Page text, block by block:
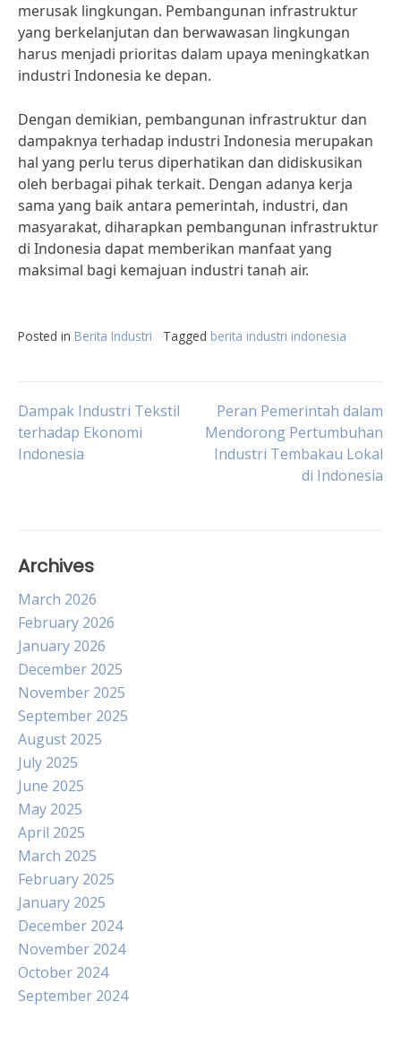
merusak lingkungan. Pembangunan infrastruktur
yang berkelanjutan dan berwawasan lingkungan
harus menjadi prioritas dalam upaya meningkatkan
industri Indonesia ke depan.
Dengan demikian, pembangunan infrastruktur dan
dampaknya terhadap industri Indonesia merupakan
hal yang perlu terus diperhatikan dan didiskusikan
oleh berbagai pihak terkait. Dengan adanya kerja
sama yang baik antara pemerintah, industri, dan
masyarakat, diharapkan pembangunan infrastruktur
di Indonesia dapat memberikan manfaat yang
maksimal bagi kemajuan industri tanah air.
Posted in Berita Industri Tagged berita industri indonesia
Post
navigation
Dampak Industri Tekstil
terhadap Ekonomi
Indonesia
Peran Pemerintah dalam
Mendorong Pertumbuhan
Industri Tembakau Lokal
di Indonesia
Archives
March 2026
February 2026
January 2026
December 2025
November 2025
September 2025
August 2025
July 2025
June 2025
May 2025
April 2025
March 2025
February 2025
January 2025
December 2024
November 2024
October 2024
September 2024